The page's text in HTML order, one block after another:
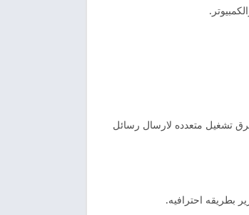
تشغيل متعدده لارسال رسائل